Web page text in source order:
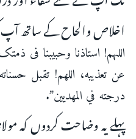
اخلاص والحاح کے ساتھ آپ
اللہم! استاذنا وحبیبنا فی
عن تعذیبه، اللهم! تقبل
درجته في المهديين”.
پہلے یہ وضاحت کردوں کہ